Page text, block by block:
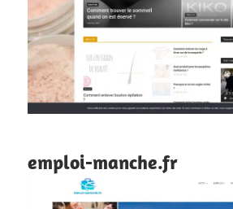
emploi-manche.fr